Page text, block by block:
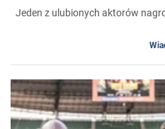
Jeden z ulubionych aktorów